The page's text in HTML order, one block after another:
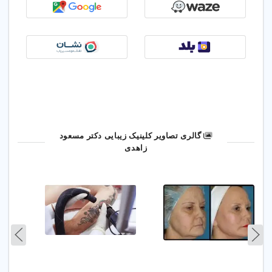
عارضه‌ای ندارد.
آدرس:
✨ تجربه درخشان زیبایی، اعتماد و تخصص در
در ادامه می‌توانید تعدادی از نظرات واقعی بیماران دکتر
مسعود زاهدی درباره درمان غیرجراحی کیست مویی و
هموروئید با لیزر CO2 را بخوانید:
گالری تصاویر کلینیک زیبایی دکتر مسعود
زاهدی